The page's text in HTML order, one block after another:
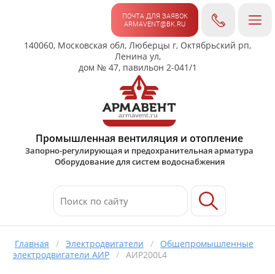
ПОЧТА ДЛЯ ЗАЯВОК
ARMAVENT@BK.RU
140060, Московская обл, Люберцы г, Октябрьский рп,
Ленина ул,
дом № 47, павильон 2-041/1
Промышленная вентиляция и отопление
Запорно-регулирующая и предохранительная арматура
Оборудование для систем водоснабжения
Главная / Электродвигатели /
Общепромышленные
электродвигатели АИР / АИР200L4